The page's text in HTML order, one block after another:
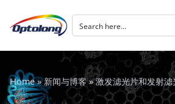
The Logo of Optolong Optics Co., Ltd.
Home»新闻与博客»激发滤光片和发射